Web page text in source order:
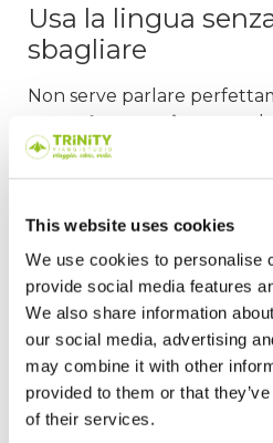
This website uses cookies
We use cookies to personalise
provide social media features
We also share information
our social media, advertising
may combine it with other
provided to them or that
of their services.
Usa la lingua
sbagliare
Non serve parlare
conta è comunicare
,
o qualche parola fuori
errori diventano motivo per
Accetta gli inviti,
anche tu
Se qualcuno ti coinvolge in
a partecipare. E se hai
semplicità.
Sii te stesso